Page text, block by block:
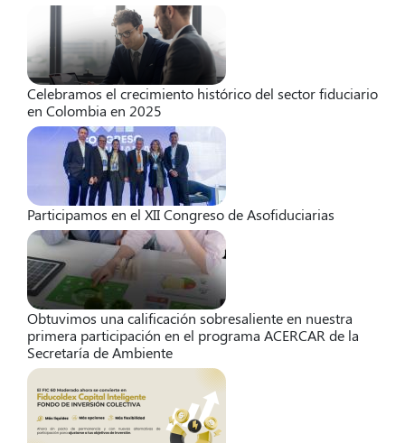
Celebramos el crecimiento histórico del sector fiduciario
en Colombia en 2025
Participamos en el XII Congreso de Asofiduciarias
Obtuvimos una calificación sobresaliente en nuestra
primera participación en el programa ACERCAR de la
Secretaría de Ambiente